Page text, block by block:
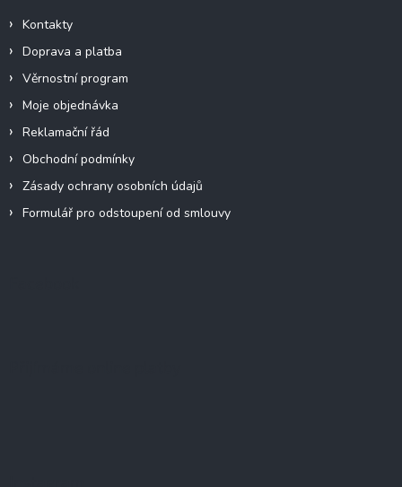
Kontakty
Doprava a platba
Věrnostní program
Moje objednávka
Reklamační řád
Obchodní podmínky
Zásady ochrany osobních údajů
Formulář pro odstoupení od smlouvy